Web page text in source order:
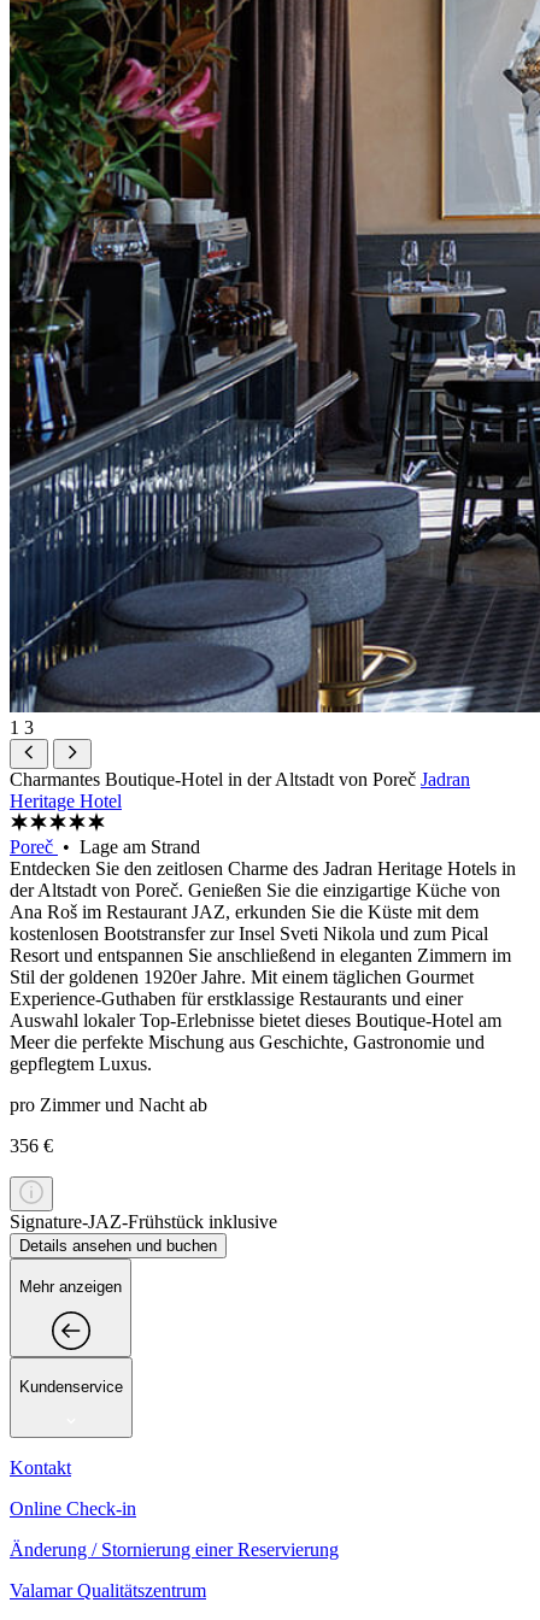
1 3
Charmantes Boutique-Hotel in der Altstadt von Poreč Jadran
Heritage Hotel
Poreč • Lage am Strand
Entdecken Sie den zeitlosen Charme des Jadran Heritage Hotels in
der Altstadt von Poreč. Genießen Sie die einzigartige Küche von
Ana Roš im Restaurant JAZ, erkunden Sie die Küste mit dem
kostenlosen Bootstransfer zur Insel Sveti Nikola und zum Pical
Resort und entspannen Sie anschließend in eleganten Zimmern im
Stil der goldenen 1920er Jahre. Mit einem täglichen Gourmet
Experience-Guthaben für erstklassige Restaurants und einer
Auswahl lokaler Top-Erlebnisse bietet dieses Boutique-Hotel am
Meer die perfekte Mischung aus Geschichte, Gastronomie und
gepflegtem Luxus.
pro Zimmer und Nacht ab
356 €
Signature-JAZ-Frühstück inklusive
Details ansehen und buchen
Mehr anzeigen
Kundenservice
Kontakt
Online Check-in
Änderung / Stornierung einer Reservierung
Valamar Qualitätszentrum